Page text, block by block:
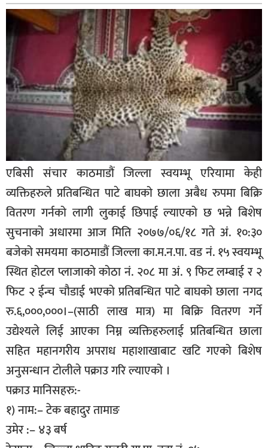
भिडियो
बिशेष
पत्रपत्रिका
खेलकुद
अचम्म
दुनिया
बिचार
कुराकानी
जीवनशैली
साहित्य
सूचना-
प्रवधि
एबिसी संचार काठमाडौं जिल्ला स्वयम्भू एरियामा केही
व्यक्तिहरुले प्रतिबन्धित पाटे बाघको छाला अबैध रुपमा बिक्रि
वितरण गर्नको लागी लुकाई छिपाई ल्याएको छ भन्ने बिशेष
सुचनाको अधारमा आज मिति २०७७/०६/१८ गते अं. १०:३०
बजेको समयमा काठमाडौं जिल्ला का.म.न.पा. वड नं. १५ स्वयम्भू
स्थित होटल प्लाजाको कोठा नं. २०८ मा अं. ९ फिट लम्बाई र २
फिट २ ईन्च चौडाई भएको प्रतिबन्धित पाटे बाघको छाला नगद
रु.६,०००,०००।–(साठी लाख मात्र) मा बिक्रि वितरण गर्ने
उद्येश्यले लिई आएका निम्न व्यक्तिहरुलाई प्रतिबन्धित छाला
सहित महानगरीय अपराध महाशाखाबाट खटि गएको बिशेष
अनुसन्धान टोलीले पक्राउ गरि ल्याएको ।
पक्राउ मानिसहरु:-
१) नाम:– टेक बहादुर तामाङ
उमेर :– ४३ बर्ष